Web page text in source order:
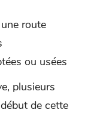
route
ou usées
plusieurs
de cette